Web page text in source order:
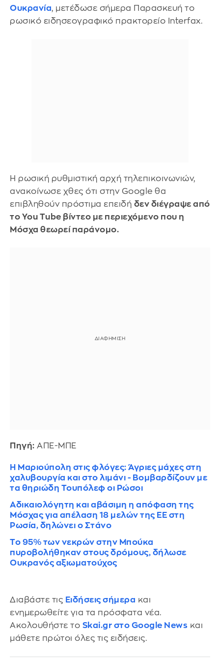
Ουκρανία, μετέδωσε σήμερα Παρασκευή το
ρωσικό ειδησεογραφικό πρακτορείο Interfax.
Η ρωσική ρυθμιστική αρχή τηλεπικοινωνιών,
ανακοίνωσε χθες ότι στην Google θα
επιβληθούν πρόστιμα επειδή δεν διέγραψε από
το You Tube βίντεο με περιεχόμενο που η
Μόσχα θεωρεί παράνομο.
Πηγή: ΑΠΕ-ΜΠΕ
Η Μαριούπολη στις φλόγες: Άγριες μάχες στη
χαλυβουργία και στο λιμάνι - Βομβαρδίζουν με
τα θηριώδη Τουπόλεφ οι Ρώσοι
Αδικαιολόγητη και αβάσιμη η απόφαση της
Μόσχας για απέλαση 18 μελών της ΕΕ στη
Ρωσία, δηλώνει ο Στάνο
Το 95% των νεκρών στην Μπούκα
πυροβολήθηκαν στους δρόμους, δήλωσε
Ουκρανός αξιωματούχος
Διαβάστε τις Ειδήσεις σήμερα και
ενημερωθείτε για τα πρόσφατα νέα.
Ακολουθήστε το Skai.gr στο Google News και
μάθετε πρώτοι όλες τις ειδήσεις.